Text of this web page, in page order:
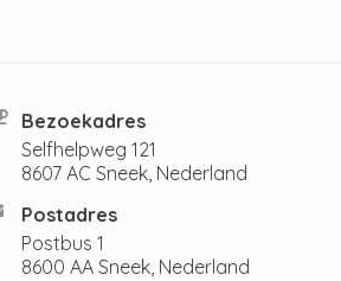
Bezoekadres
Selfhelpweg 121
8607 AC Sneek, Nederland
Postadres
Postbus 1
8600 AA Sneek, Nederland